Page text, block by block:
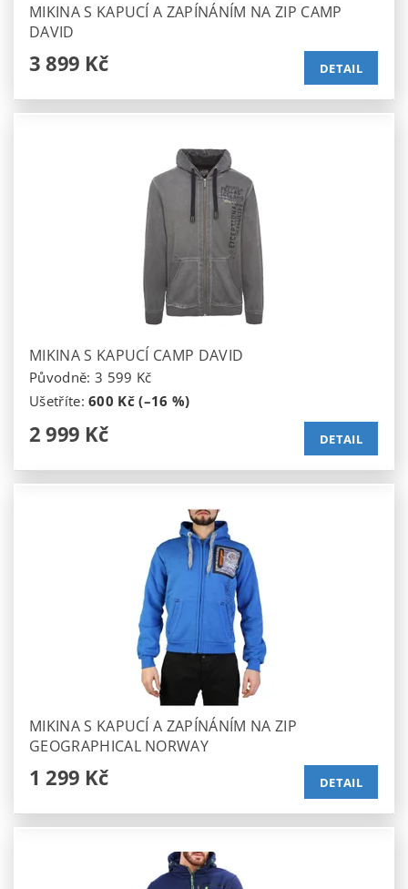
MIKINA S KAPUCÍ A ZAPÍNÁNÍM NA ZIP CAMP
DAVID
3 899 Kč DETAIL
MIKINA S KAPUCÍ CAMP DAVID
Původně: 3 599 Kč
Ušetříte:600 Kč (–16 %)
2 999 Kč DETAIL
MIKINA S KAPUCÍ A ZAPÍNÁNÍM NA ZIP
GEOGRAPHICAL NORWAY
1 299 Kč DETAIL